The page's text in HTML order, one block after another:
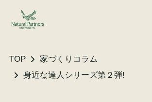
TOP
家づくりコラム
身近な達人シリーズ第２弾!